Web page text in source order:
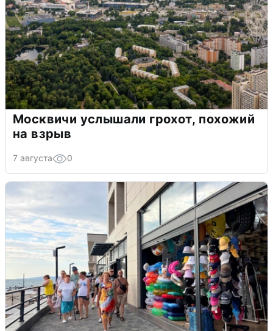
Москвичи услышали грохот, похожий
на взрыв
7 августа 0